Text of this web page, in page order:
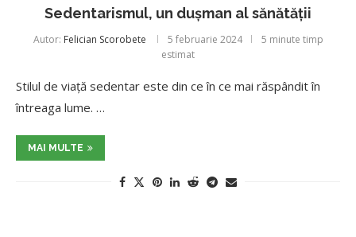
Sedentarismul, un dușman al sănătății
Autor: Felician Scorobete 5 februarie 2024
5 minute timp
estimat
Stilul de viață sedentar este din ce în ce mai răspândit în
întreaga lume. …
MAI MULTE